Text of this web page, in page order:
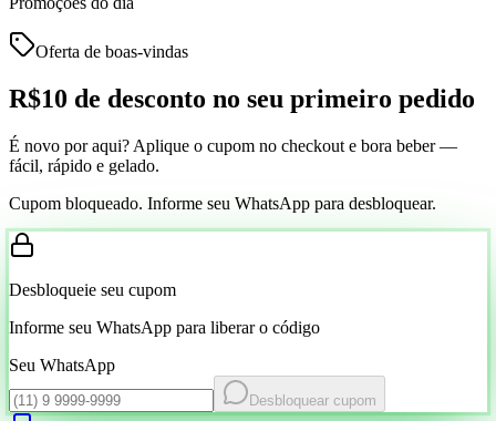
Oferta de boas-vindas
R$10 de desconto no seu primeiro pedido
É novo por aqui? Aplique o cupom no checkout e bora beber —
fácil, rápido e gelado.
Cupom bloqueado. Informe seu WhatsApp para desbloquear.
Desbloqueie seu cupom
Informe seu WhatsApp para liberar o código
Seu WhatsApp
Desbloquear cupom